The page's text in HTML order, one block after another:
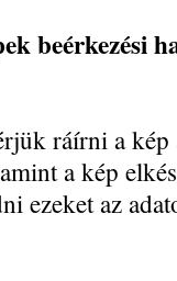
beérkezési
ráírni a kép
a kép
ezeket az